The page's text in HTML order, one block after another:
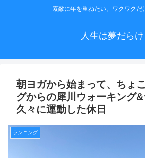
素敵に年を重ねたい。ワクワクだ
人生は夢だらけ
朝ヨガから始まって、ちょ
グからの犀川ウォーキング
久々に運動した休日
ランニング